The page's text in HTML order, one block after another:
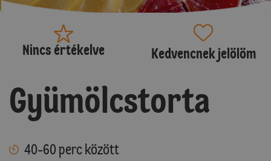
Nincs értékelve Kedvencnek jelölöm
Gyümölcstorta
40-60 perc között